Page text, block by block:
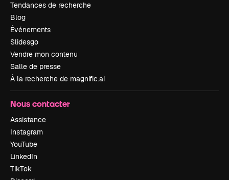
Tendances de recherche
Blog
Événements
Slidesgo
Vendre mon contenu
Salle de presse
À la recherche de magnific.ai
Nous contacter
Assistance
Instagram
YouTube
LinkedIn
TikTok